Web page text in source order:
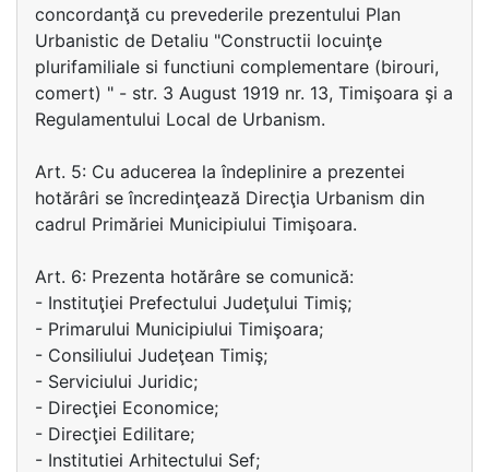
concordanţă cu prevederile prezentului Plan
Urbanistic de Detaliu "Constructii locuinţe
plurifamiliale si functiuni complementare (birouri,
comert) " - str. 3 August 1919 nr. 13, Timişoara şi a
Regulamentului Local de Urbanism.
Art. 5: Cu aducerea la îndeplinire a prezentei
hotărâri se încredinţează Direcţia Urbanism din
cadrul Primăriei Municipiului Timişoara.
Art. 6: Prezenta hotărâre se comunică:
- Instituţiei Prefectului Judeţului Timiş;
- Primarului Municipiului Timişoara;
- Consiliului Judeţean Timiş;
- Serviciului Juridic;
- Direcţiei Economice;
- Direcţiei Edilitare;
- Institutiei Arhitectului Sef;